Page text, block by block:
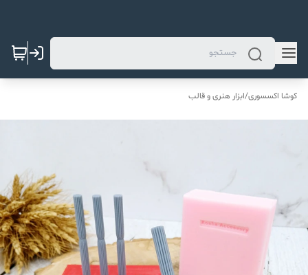
کوشا اکسسوری/ابزار هنری و قالب